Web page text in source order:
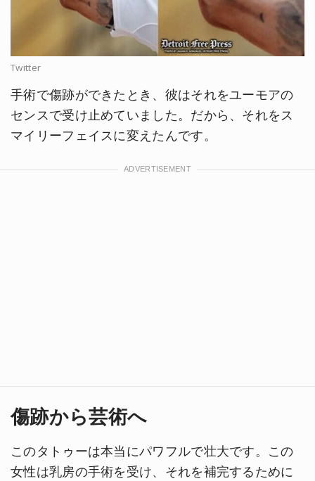
Twitter
手術で傷跡ができたとき、彼はそれをユーモアの
センスで受け止めていました。だから、それをス
マイリーフェイスに変えたんです。
傷跡から芸術へ
このタトゥーは本当にパワフルで壮大です。この
女性は乳房の手術を受け、それを補完するために